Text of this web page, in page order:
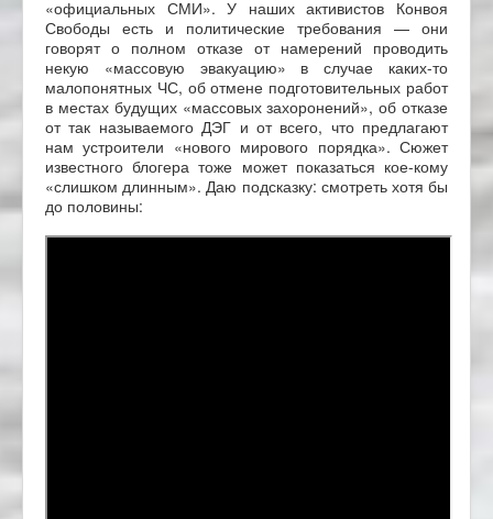
«официальных СМИ». У наших активистов Конвоя
Свободы есть и политические требования — они
говорят о полном отказе от намерений проводить
некую «массовую эвакуацию» в случае каких-то
малопонятных ЧС, об отмене подготовительных работ
в местах будущих «массовых захоронений», об отказе
от так называемого ДЭГ и от всего, что предлагают
нам устроители «нового мирового порядка». Сюжет
известного блогера тоже может показаться кое-кому
«слишком длинным». Даю подсказку: смотреть хотя бы
до половины: